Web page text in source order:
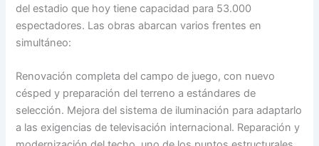
del estadio que hoy tiene capacidad para 53.000
espectadores. Las obras abarcan varios frentes en
simultáneo:
Renovación completa del campo de juego, con nuevo
césped y preparación del terreno a estándares de
selección. Mejora del sistema de iluminación para adaptarlo
a las exigencias de televisación internacional. Reparación y